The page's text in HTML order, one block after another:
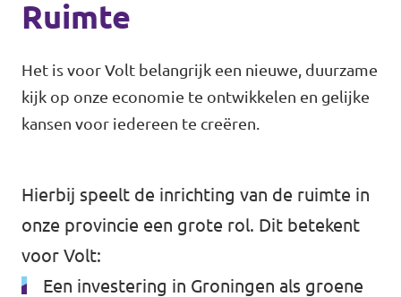
Volt Provinciale Staten Groningen
Volt Nederland
Over Volt
Nieuws
Agenda
Ruimte
Het is voor Volt belangrijk een nieuwe, duurzame
kijk op onze economie te ontwikkelen en gelijke
kansen voor iedereen te creëren.
Hierbij speelt de inrichting van de ruimte in
onze provincie een grote rol. Dit betekent
voor Volt:
Een investering in Groningen als groene